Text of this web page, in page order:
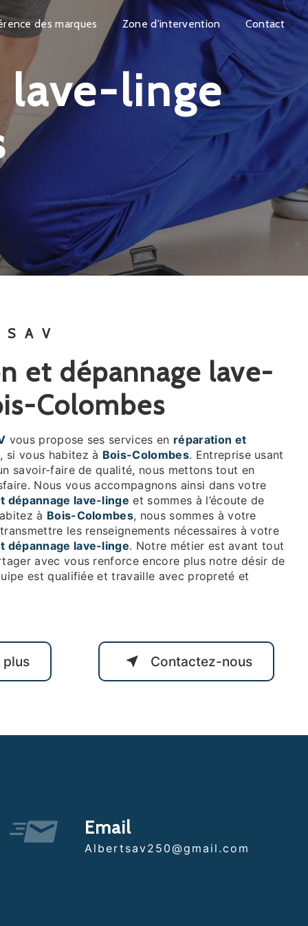
des marques Zone d'intervention Contact
SAV
Colombes
vous propose ses services en réparation et
, si vous habitez à Bois-Colombes. Entreprise usant
savoir-faire de qualité, nous mettons tout en
Nous vous accompagnons ainsi dans votre
dépannage lave-linge et sommes à l’écoute de
à Bois-Colombes, nous sommes à votre
les renseignements nécessaires à votre
dépannage lave-linge. Notre métier est avant tout
avec vous renforce encore plus notre désir de
est qualifiée et travaille avec propreté et
plus Contactez-nous
Email
albertsav250@gmail.com